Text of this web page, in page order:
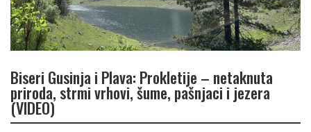
Biseri Gusinja i Plava: Prokletije – netaknuta
priroda, strmi vrhovi, šume, pašnjaci i jezera
(VIDEO)